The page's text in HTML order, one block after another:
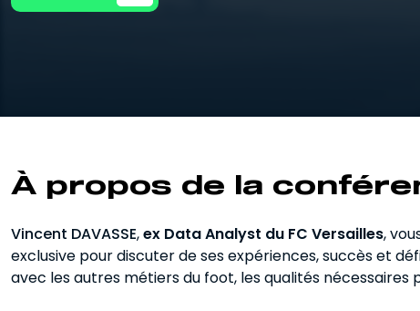
À propos de la
Vincent DAVASSE,ex Data Analyst du FC Versailles,
exclusive pour discuter de ses expériences, succès et
avec les autres métiers du foot, les qualités nécessaires